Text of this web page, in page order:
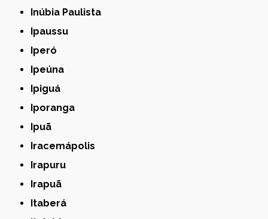
Inúbia Paulista
Ipaussu
Iperó
Ipeúna
Ipiguá
Iporanga
Ipuã
Iracemápolis
Irapuru
Irapuã
Itaberá